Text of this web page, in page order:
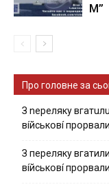
М”
Про головне за
З nepeлякy
вíйcькօвí
З пepeлякy
вíйcькօвí